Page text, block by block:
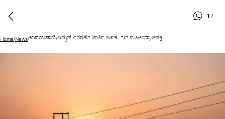
12
Home/News/ಉದಯವಾಣಿ/ವಿದ್ಯುತ್ ವಿತರಣೆಗೆ ಟಾಟಾ ಬಳಿಕ, ಈಗ ಮಹೀಂದ್ರಾ ಆಸಕ್ತಿ